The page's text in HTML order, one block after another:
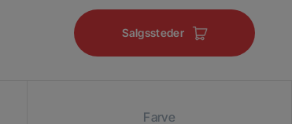
Salgssteder
Farve